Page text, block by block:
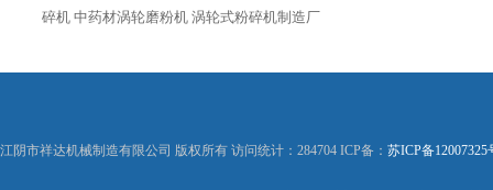
碎机 中药材涡轮磨粉机 涡轮式粉碎机制造厂
江阴市祥达机械制造有限公司 版权所有 访问统计：284704 ICP备： 苏ICP备12007325